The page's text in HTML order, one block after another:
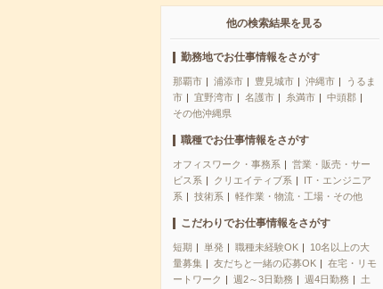
他の検索結果を見る
勤務地でお仕事情報をさがす
那覇市 浦添市 豊見城市 沖縄市
うるま
市
宜野湾市 名護市 糸満市
中頭郡
その他沖縄県
職種でお仕事情報をさがす
オフィスワーク・事務系
営業・販売・サー
ビス系
クリエイティブ系
IT・エンジニア
系
技術系 軽作業・物流・工場・その他
こだわりでお仕事情報をさがす
短期 単発 職種未経験OK
10名以上の大
量募集
友だちと一緒の応募OK
在宅・リモ
ートワーク
週2～3日勤務 週4日勤務
土